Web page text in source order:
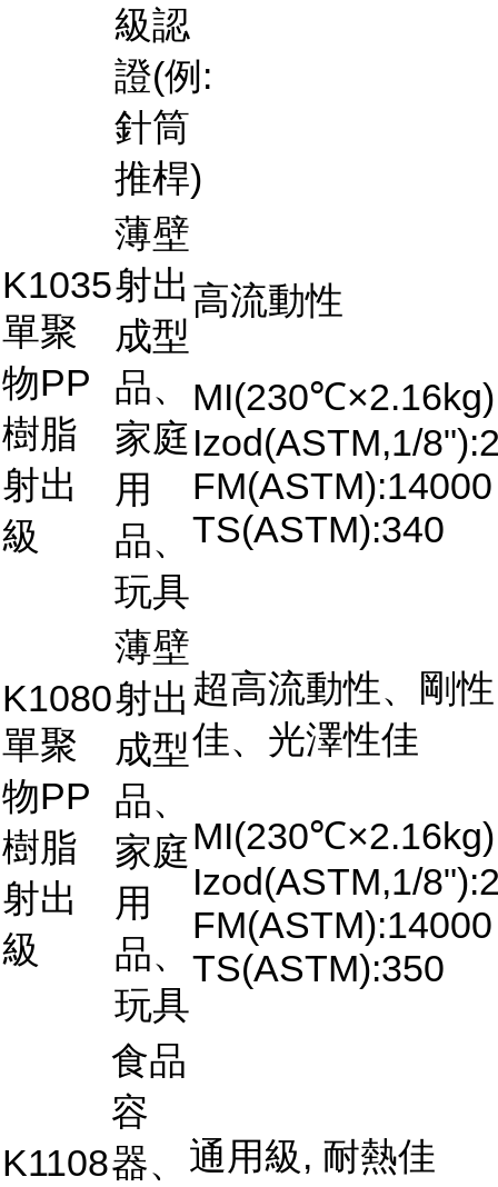
級認
證(例:
針筒
推桿)
K1035
單聚
物PP
樹脂
射出
級
薄壁
射出
成型
品、
家庭
用
品、
玩具
高流動性
Izod(ASTM,1/
FM(ASTM):14000
TS(ASTM):340
K1080
單聚
物PP
樹脂
射出
級
薄壁
射出
成型
品、
家庭
用
品、
玩具
超高流動性、剛性
佳、光澤性佳
Izod(ASTM,1/
FM(ASTM):14000
TS(ASTM):350
K1108
食品
容
器、 通用級, 耐熱佳